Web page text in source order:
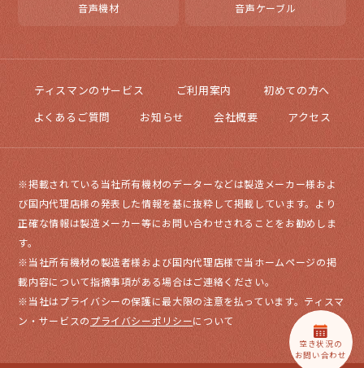
空き状況の
お問い合わせ
音声機材 音声ケーブル
ティスマンのサービス ご利用案内
初めての方へ
よくあるご質問
お知らせ 会社概要 アクセス
※掲載されている当社所有機材のデーターなどは製造メーカー様およ
び国内代理店様の発表した情報を基に抜粋して掲載しています。より
正確な情報は製造メーカー等にお問い合わせされることをお勧めしま
す。
※当社所有機材の製造者様および国内代理店様で当ホームページの掲
載内容について指摘事項がある場合はご連絡ください。
※当社はプライバシーの保護に最大限の注意を払っています。ティスマ
ン・サービスのプライバシーポリシーについて